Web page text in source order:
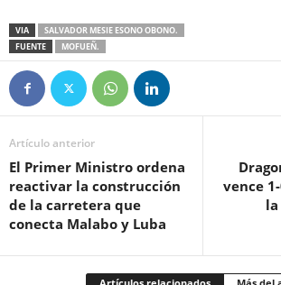
VIA
SALVADOR MESIE ESONO OBONO.
FUENTE
MOFUEÑ.
Artículo anterior
El Primer Ministro ordena
reactivar la construcción
de la carretera que
conecta Malabo y Luba
vence